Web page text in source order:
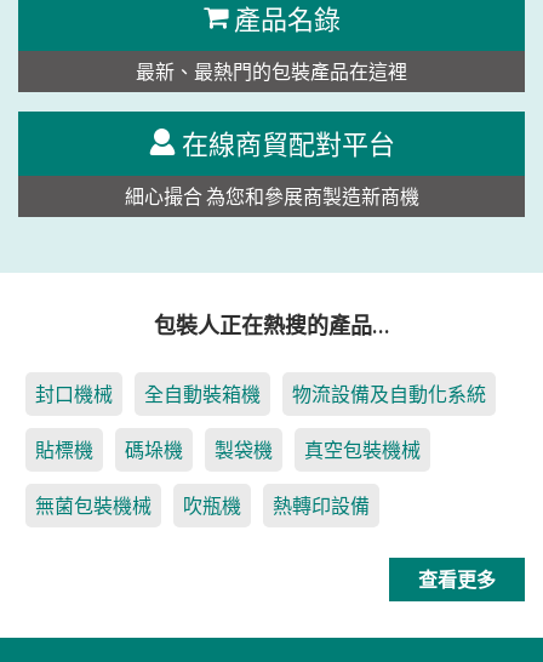
產品名錄
最新、最熱門的包裝產品在這裡
在線商貿配對平台
細心撮合 為您和參展商製造新商機
包裝人正在熱搜的產品…
封口機械 全自動裝箱機 物流設備及自動化系統
貼標機 碼垛機 製袋機 真空包裝機械
無菌包裝機械 吹瓶機 熱轉印設備
查看更多